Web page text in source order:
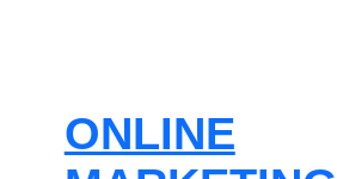
ONLINE